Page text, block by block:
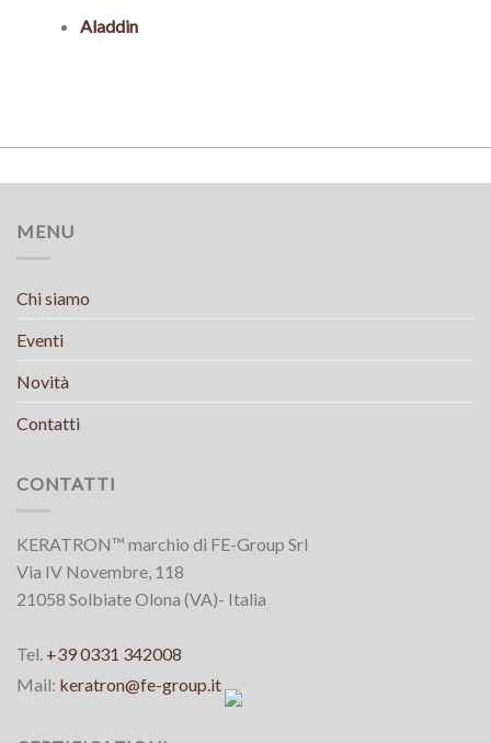
Aladdin
MENU
Chi siamo
Eventi
Novità
Contatti
CONTATTI
KERATRON™ marchio di FE-Group Srl
Via IV Novembre, 118
21058 Solbiate Olona (VA)- Italia
Tel. +39 0331 342008
Mail: keratron@fe-group.it